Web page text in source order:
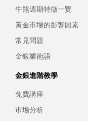
牛熊週期特徵一覽
黃金市場的影響因素
常見問題
金銀業術語
金銀進階教學
免費講座
巿場分析